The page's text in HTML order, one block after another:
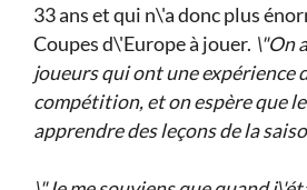
33 ans et qui n\'a donc plus
Coupes d\'Europe à jouer. \"On
joueurs qui ont une expérience
compétition, et on espère que
apprendre des leçons de la